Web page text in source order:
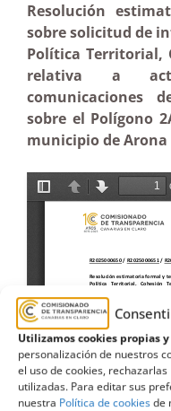
Utilizamos cookies propias
personalización de nuestros
el uso de cookies,
utilizadas. Para editar sus
nuestra Política de cookiesde
Resolución
sobre solicitud de
Política Territorial,
relativa a
comunicaciones
sobre el Polígono
municipio de Arona